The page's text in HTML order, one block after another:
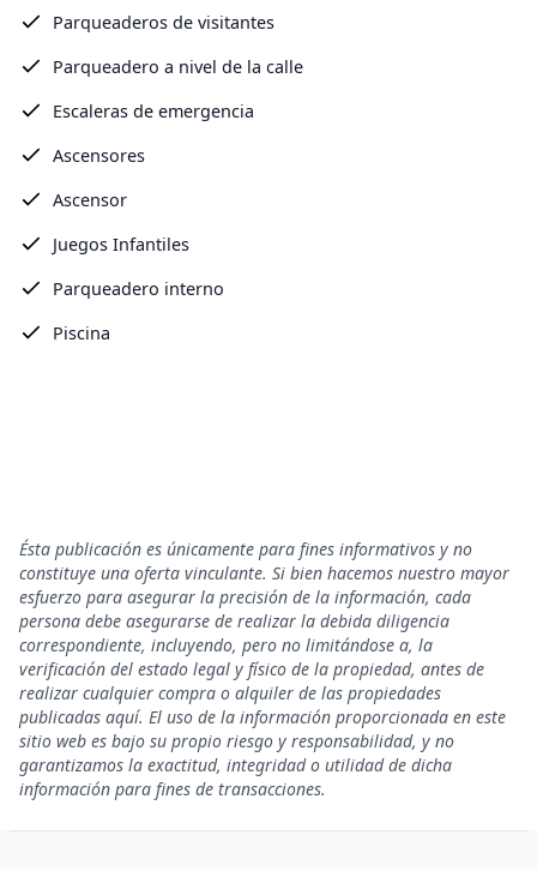
Parqueaderos de visitantes
Parqueadero a nivel de la calle
Escaleras de emergencia
Ascensores
Ascensor
Juegos Infantiles
Parqueadero interno
Piscina
Ésta publicación es únicamente para fines informativos y no
constituye una oferta vinculante. Si bien hacemos nuestro mayor
esfuerzo para asegurar la precisión de la información, cada
persona debe asegurarse de realizar la debida diligencia
correspondiente, incluyendo, pero no limitándose a, la
verificación del estado legal y físico de la propiedad, antes de
realizar cualquier compra o alquiler de las propiedades
publicadas aquí. El uso de la información proporcionada en este
sitio web es bajo su propio riesgo y responsabilidad, y no
garantizamos la exactitud, integridad o utilidad de dicha
información para fines de transacciones.